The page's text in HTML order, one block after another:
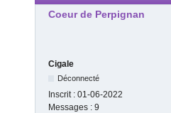
Coeur de Perpignan
Cigale
Déconnecté
Inscrit : 01-06-2022
Messages : 9